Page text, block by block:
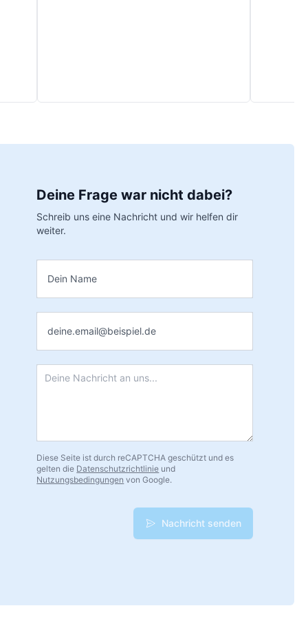
Deine Frage war nicht dabei?
Schreib uns eine Nachricht und wir helfen dir
weiter.
Nachricht
Diese Seite ist durch reCAPTCHA geschützt und es
gelten die Datenschutzrichtlinie und
Nutzungsbedingungen von Google.
Nachricht senden